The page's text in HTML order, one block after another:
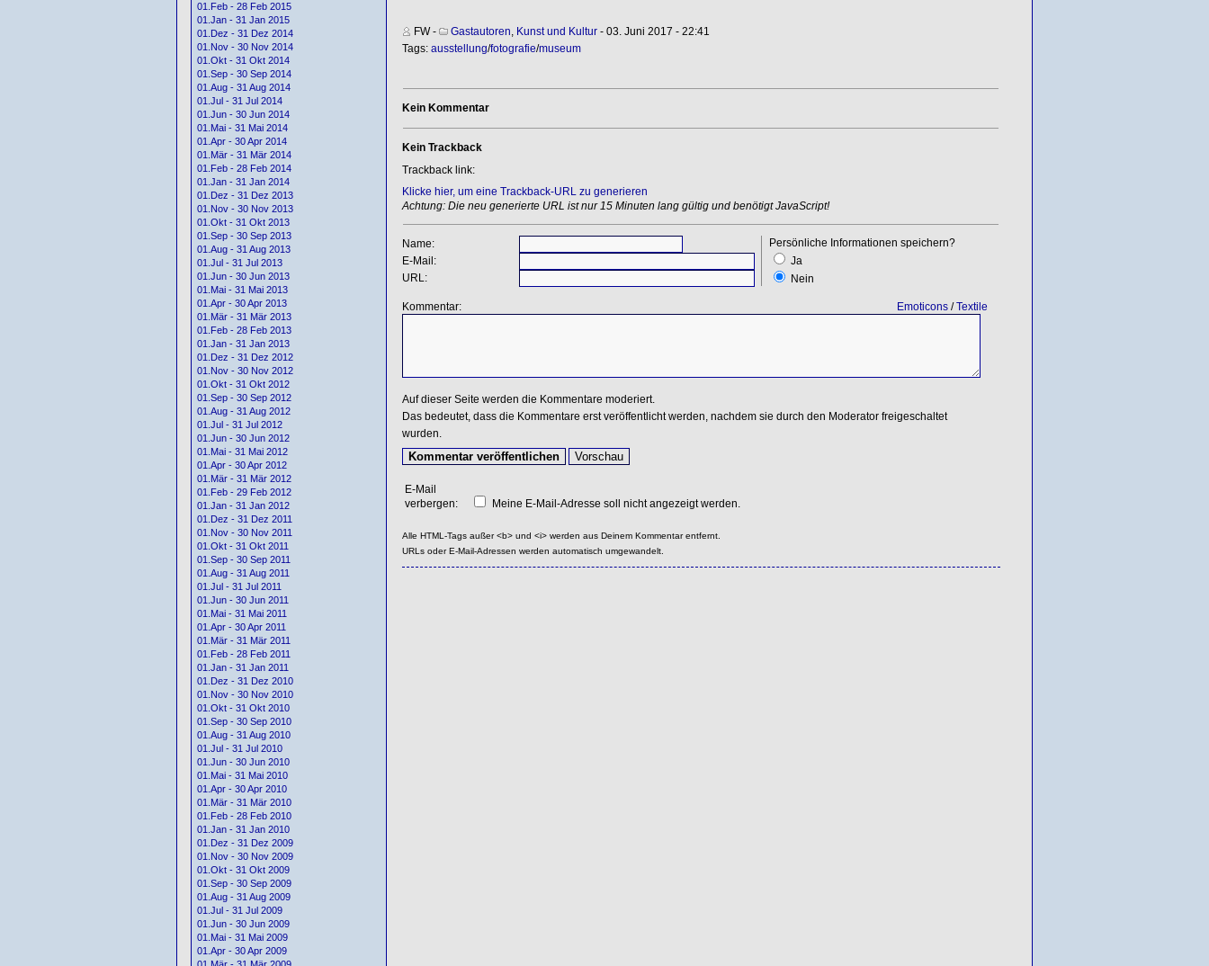
01.Feb - 28 Feb 2015
01.Jan - 31 Jan 2015
01.Dez - 31 Dez 2014
01.Nov - 30 Nov 2014
01.Okt - 31 Okt 2014
01.Sep - 30 Sep 2014
01.Aug - 31 Aug 2014
01.Jul - 31 Jul 2014
01.Jun - 30 Jun 2014
01.Mai - 31 Mai 2014
01.Apr - 30 Apr 2014
01.Mär - 31 Mär 2014
01.Feb - 28 Feb 2014
01.Jan - 31 Jan 2014
01.Dez - 31 Dez 2013
01.Nov - 30 Nov 2013
01.Okt - 31 Okt 2013
01.Sep - 30 Sep 2013
01.Aug - 31 Aug 2013
01.Jul - 31 Jul 2013
01.Jun - 30 Jun 2013
01.Mai - 31 Mai 2013
01.Apr - 30 Apr 2013
01.Mär - 31 Mär 2013
01.Feb - 28 Feb 2013
01.Jan - 31 Jan 2013
01.Dez - 31 Dez 2012
01.Nov - 30 Nov 2012
01.Okt - 31 Okt 2012
01.Sep - 30 Sep 2012
01.Aug - 31 Aug 2012
01.Jul - 31 Jul 2012
01.Jun - 30 Jun 2012
01.Mai - 31 Mai 2012
01.Apr - 30 Apr 2012
01.Mär - 31 Mär 2012
01.Feb - 29 Feb 2012
01.Jan - 31 Jan 2012
01.Dez - 31 Dez 2011
01.Nov - 30 Nov 2011
01.Okt - 31 Okt 2011
01.Sep - 30 Sep 2011
01.Aug - 31 Aug 2011
01.Jul - 31 Jul 2011
01.Jun - 30 Jun 2011
01.Mai - 31 Mai 2011
01.Apr - 30 Apr 2011
01.Mär - 31 Mär 2011
01.Feb - 28 Feb 2011
01.Jan - 31 Jan 2011
01.Dez - 31 Dez 2010
01.Nov - 30 Nov 2010
01.Okt - 31 Okt 2010
01.Sep - 30 Sep 2010
01.Aug - 31 Aug 2010
01.Jul - 31 Jul 2010
01.Jun - 30 Jun 2010
01.Mai - 31 Mai 2010
01.Apr - 30 Apr 2010
01.Mär - 31 Mär 2010
01.Feb - 28 Feb 2010
01.Jan - 31 Jan 2010
01.Dez - 31 Dez 2009
01.Nov - 30 Nov 2009
01.Okt - 31 Okt 2009
01.Sep - 30 Sep 2009
01.Aug - 31 Aug 2009
01.Jul - 31 Jul 2009
01.Jun - 30 Jun 2009
01.Mai - 31 Mai 2009
01.Apr - 30 Apr 2009
FW- Gastautoren Kunst und Kultur- 03. Juni 2017 - 22:41
Tags: ausstellung/fotografie/museum
Kein Kommentar
Kein Trackback
Trackback link:
Klicke hier, um eine Trackback-URL zu generieren
Achtung: Die neu generierte URL ist nur 15 Minuten lang gültig und benötigt JavaScript!
Name:
Persönliche Informationen speichern?
Ja
Nein
E-Mail:
URL:
Kommentar: Emoticons/Textile
Auf dieser Seite werden die Kommentare moderiert.
Das bedeutet, dass die Kommentare erst veröffentlicht werden, nachdem sie durch den Moderator freigeschaltet
wurden.
E-Mail
verbergen:
Meine E-Mail-Adresse soll nicht angezeigt werden.
Alle HTML-Tags außer <b> und <i> werden aus Deinem Kommentar entfernt.
URLs oder E-Mail-Adressen werden automatisch umgewandelt.